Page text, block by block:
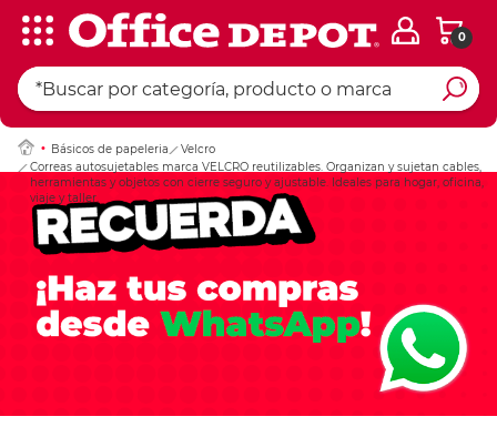
0
Básicos de papeleria
Velcro
Correas autosujetables marca VELCRO reutilizables. Organizan y sujetan cables,
herramientas y objetos con cierre seguro y ajustable. Ideales para hogar, oficina,
viaje y taller.
Ingresar Codigo